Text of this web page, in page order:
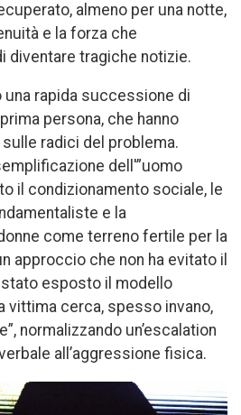
almeno per una notte,
e la forza che
diventare tragiche notizie.
una rapida successione di
persona, che hanno
radici del problema.
dell'”uomo
il condizionamento sociale, le
e la
come terreno fertile per la
approccio che non ha evitato il
stato esposto il modello
vittima cerca, spesso invano,
normalizzando un’escalation
all’aggressione fisica.